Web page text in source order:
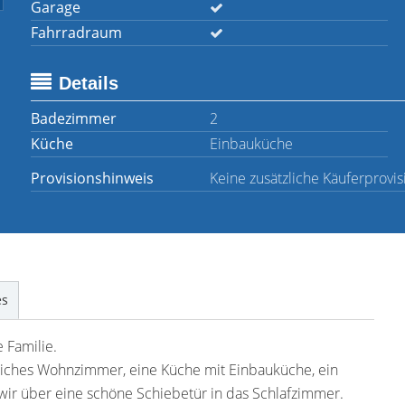
Garage
Fahrradraum
Details
Badezimmer
2
Küche
Einbauküche
Provisionshinweis
Keine zusätzliche
Familie.
Wohnzimmer, eine Küche mit Einbauküche, ein
über eine schöne Schiebetür in das Schlafzimmer.